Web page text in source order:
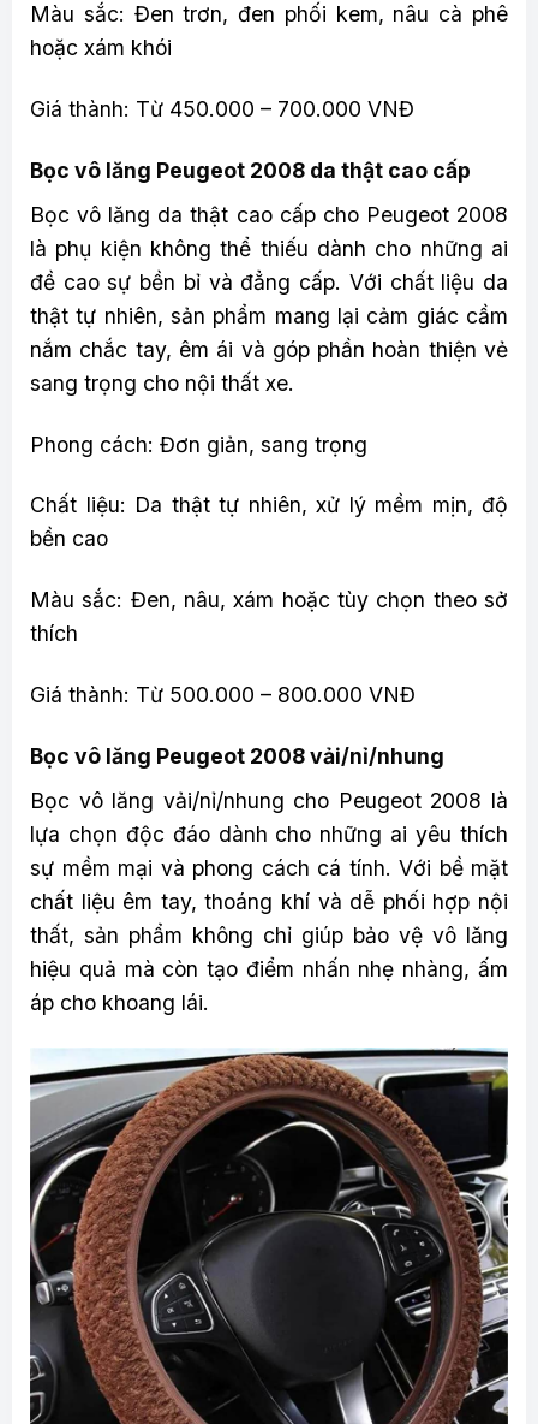
Màu sắc: Đen trơn, đen phối kem, nâu cà phê
hoặc xám khói
Giá thành: Từ 450.000 – 700.000 VNĐ
Bọc vô lăng Peugeot 2008 da thật cao cấp
Bọc vô lăng da thật cao cấp cho Peugeot 2008
là phụ kiện không thể thiếu dành cho những ai
đề cao sự bền bỉ và đẳng cấp. Với chất liệu da
thật tự nhiên, sản phẩm mang lại cảm giác cầm
nắm chắc tay, êm ái và góp phần hoàn thiện vẻ
sang trọng cho nội thất xe.
Phong cách: Đơn giản, sang trọng
Chất liệu: Da thật tự nhiên, xử lý mềm mịn, độ
bền cao
Màu sắc: Đen, nâu, xám hoặc tùy chọn theo sở
thích
Giá thành: Từ 500.000 – 800.000 VNĐ
Bọc vô lăng Peugeot 2008 vải/nỉ/nhung
Bọc vô lăng vải/nỉ/nhung cho Peugeot 2008 là
lựa chọn độc đáo dành cho những ai yêu thích
sự mềm mại và phong cách cá tính. Với bề mặt
chất liệu êm tay, thoáng khí và dễ phối hợp nội
thất, sản phẩm không chỉ giúp bảo vệ vô lăng
hiệu quả mà còn tạo điểm nhấn nhẹ nhàng, ấm
áp cho khoang lái.